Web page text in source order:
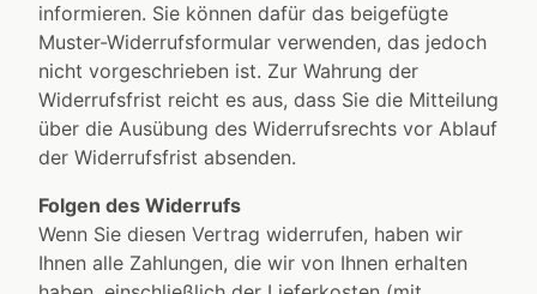
informieren. Sie können dafür das beigefügte
Muster-Widerrufsformular verwenden, das jedoch
nicht vorgeschrieben ist. Zur Wahrung der
Widerrufsfrist reicht es aus, dass Sie die Mitteilung
über die Ausübung des Widerrufsrechts vor Ablauf
der Widerrufsfrist absenden.
Folgen des Widerrufs
Wenn Sie diesen Vertrag widerrufen, haben wir
Ihnen alle Zahlungen, die wir von Ihnen erhalten